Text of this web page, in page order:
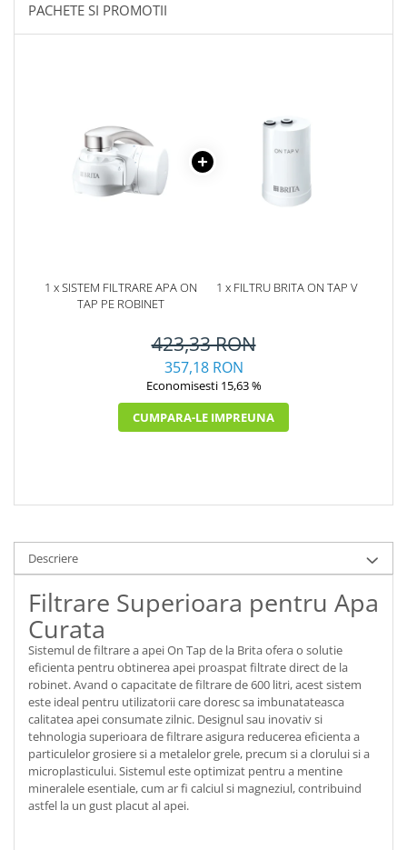
PACHETE SI PROMOTII
1 x SISTEM FILTRARE APA ON
TAP PE ROBINET
1 x FILTRU BRITA ON TAP V
423,33 RON
357,18 RON
Economisesti 15,63 %
CUMPARA-LE IMPREUNA
Descriere
Filtrare Superioara pentru Apa
Curata
Sistemul de filtrare a apei On Tap de la Brita ofera o solutie
eficienta pentru obtinerea apei proaspat filtrate direct de la
robinet. Avand o capacitate de filtrare de 600 litri, acest sistem
este ideal pentru utilizatorii care doresc sa imbunatateasca
calitatea apei consumate zilnic. Designul sau inovativ si
tehnologia superioara de filtrare asigura reducerea eficienta a
particulelor grosiere si a metalelor grele, precum si a clorului si a
microplasticului. Sistemul este optimizat pentru a mentine
mineralele esentiale, cum ar fi calciul si magneziul, contribuind
astfel la un gust placut al apei.